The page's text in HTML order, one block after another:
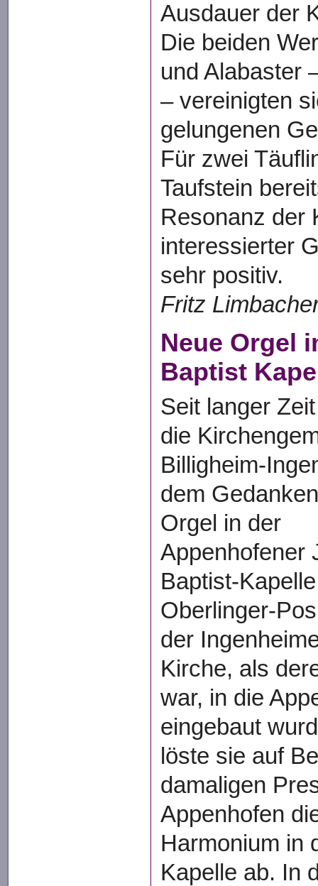
Ausdauer der
Die beiden
und Alabaster
– vereinigten
gelungenen
Für zwei
Taufstein
Resonanz der
interessierter
sehr positiv.
Fritz
Neue Orgel
Baptist
Seit langer
die
Billigheim-
dem
Orgel in der
Appenhofener
Baptist-
Oberlinger-
der
Kirche, als
war, in die
eingebaut
löste sie auf
damaligen
Appenhofen
Harmonium in
Kapelle ab. In